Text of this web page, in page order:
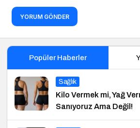
YORUM GÖNDER
Popüler Haberler
Sağlık
Kilo Vermek mi, Yağ
Sanıyoruz Ama Değil!